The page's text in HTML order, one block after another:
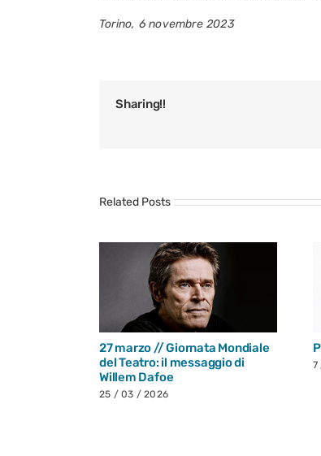
Torino, 6 novembre 2023
Sharing!!
Related Posts
27 marzo // Giornata Mondiale
del Teatro: il messaggio di
Willem Dafoe
25 / 03 / 2026
7